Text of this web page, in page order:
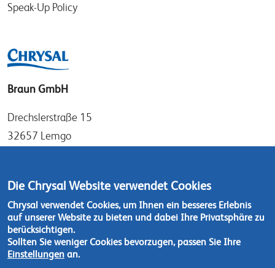
Speak-Up Policy
Braun GmbH
Drechslerstraße 15
32657 Lemgo
Tel: +49 (0)52 61 97 56 0
Fax: +49 (0)52 61 97 56 36
Kontaktieren Sie uns
Die Chrysal Website verwendet Cookies
Chrysal verwendet Cookies, um Ihnen ein besseres Erlebnis
auf unserer Website zu bieten und dabei Ihre Privatsphäre zu
berücksichtigen.
Sollten Sie weniger Cookies bevorzugen, passen Sie Ihre
Einstellungen an.